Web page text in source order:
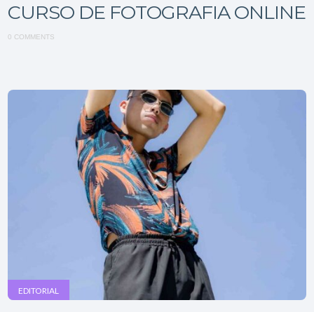
CURSO DE FOTOGRAFIA ONLINE
0 COMMENTS
EDITORIAL